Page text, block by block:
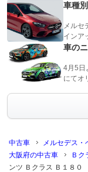
車種
メルセ
インア
車の
4月5日
にてオ
中古車 メルセデス・
大阪府の中古車
Ｂ
ンツ Ｂクラス Ｂ１８０